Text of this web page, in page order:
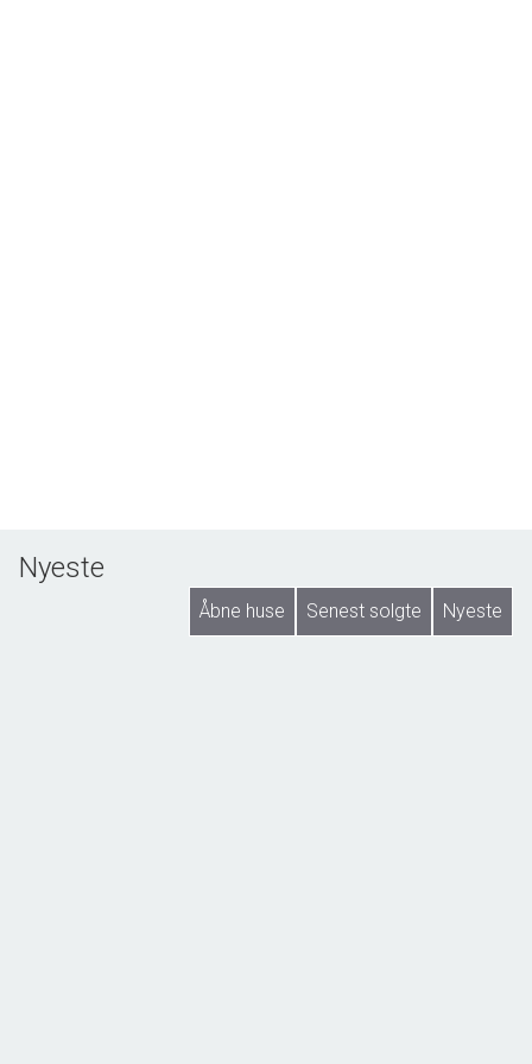
Nyeste
Åbne huse Senest solgte Nyeste